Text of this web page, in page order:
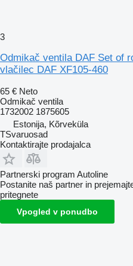
3
Odmikač ventila DAF Set of
vlačilec DAF XF105-460
65 € Neto
Odmikač ventila
1732002 1875605
Estonija, Kõrveküla
TSvaruosad
Kontaktirajte prodajalca
Partnerski program Autoline
Postanite naš partner in
pritegnete
Vpogled v ponudbo